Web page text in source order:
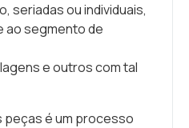
seriadas ou individuais,
ao segmento de
e outros com tal
peças é um processo